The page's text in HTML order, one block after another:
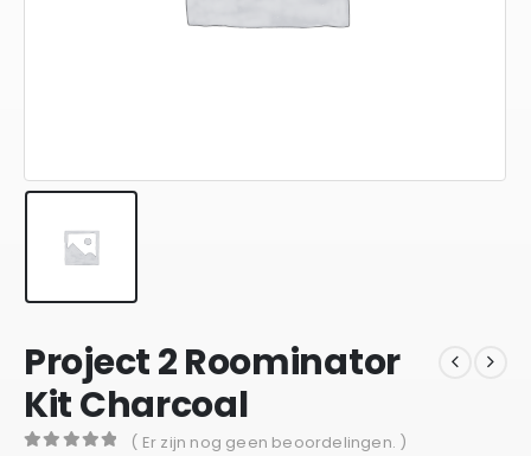
Project 2 Roominator
Kit Charcoal
( Er zijn nog geen beoordelingen. )